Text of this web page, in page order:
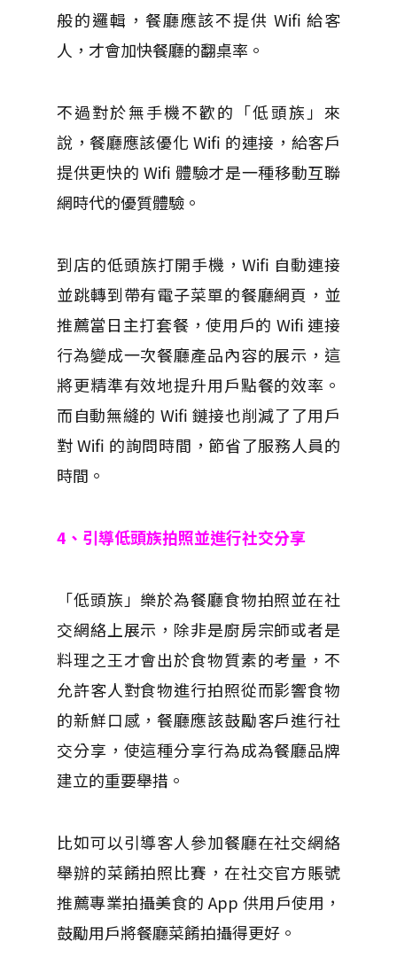
般的邏輯，餐廳應該不提供 Wifi 給客
人，才會加快餐廳的翻桌率。
不過對於無手機不歡的「低頭族」來
說，餐廳應該優化 Wifi 的連接，給客戶
提供更快的 Wifi 體驗才是一種移動互聯
網時代的優質體驗。
到店的低頭族打開手機，Wifi 自動連接
並跳轉到帶有電子菜單的餐廳網頁，並
推薦當日主打套餐，使用戶的 Wifi 連接
行為變成一次餐廳產品內容的展示，這
將更精準有效地提升用戶點餐的效率。
而自動無縫的 Wifi 鏈接也削減了了用戶
對 Wifi 的詢問時間，節省了服務人員的
時間。
4、引導低頭族拍照並進行社交分享
「低頭族」樂於為餐廳食物拍照並在社
交網絡上展示，除非是廚房宗師或者是
料理之王才會出於食物質素的考量，不
允許客人對食物進行拍照從而影響食物
的新鮮口感，餐廳應該鼓勵客戶進行社
交分享，使這種分享行為成為餐廳品牌
建立的重要舉措。
比如可以引導客人參加餐廳在社交網絡
舉辦的菜餚拍照比賽，在社交官方賬號
推薦專業拍攝美食的 App 供用戶使用，
鼓勵用戶將餐廳菜餚拍攝得更好。